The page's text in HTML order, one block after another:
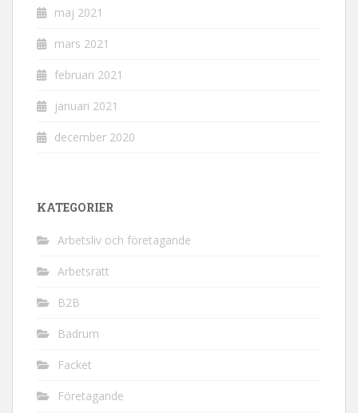
maj 2021
mars 2021
februari 2021
januari 2021
december 2020
KATEGORIER
Arbetsliv och företagande
Arbetsrätt
B2B
Badrum
Facket
Företagande